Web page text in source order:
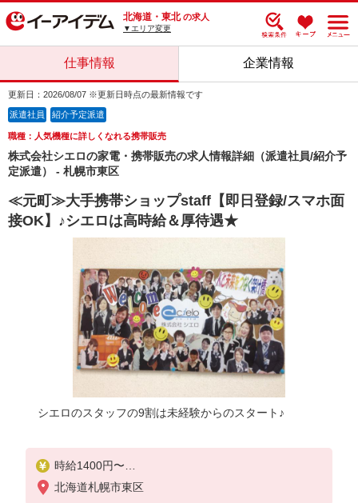
北海道・東北 の求人
▼エリア変更
仕事情報 企業情報
更新日：2026/08/07 ※更新日時点の最新情報です
派遣社員 紹介予定派遣
職種：人気機種に詳しくなれる携帯販売
株式会社シエロの家電・携帯販売の求人情報詳細（派遣社員/紹介予
定派遣） - 札幌市東区
≪元町≫大手携帯ショップstaff【即日登録/スマホ面
接OK】♪シエロは高時給＆厚待遇★
シエロのスタッフの9割は未経験からのスタート♪
時給1400円〜
※残業代支給
★交通費別途支給（規定あり）
北海道札幌市東区